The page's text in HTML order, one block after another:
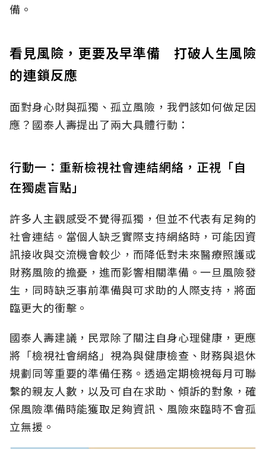
備。
看見風險，更要及早準備 打破人生風險
的連鎖反應
面對身心財與孤獨、孤立風險，我們該如何做足因
應？國泰人壽提出了兩大具體行動：
行動一：重新檢視社會連結網絡，正視「自
在獨處盲點」
許多人主觀感受不覺得孤獨，但並不代表有足夠的
社會連結。當個人缺乏實際支持網絡時，可能因資
訊接收與交流機會較少，而降低對未來醫療照護或
財務風險的擔憂，進而影響相關準備。一旦風險發
生，同時缺乏事前準備與可求助的人際支持，將面
臨更大的衝擊。
國泰人壽建議，民眾除了關注自身心理健康，更應
將「檢視社會網絡」視為與健康檢查、財務與退休
規劃同等重要的準備任務。透過定期檢視每月可聯
繫的親友人數，以及可自在求助、傾訴的對象，確
保風險準備時能獲取足夠資訊、風險來臨時不會孤
立無援。